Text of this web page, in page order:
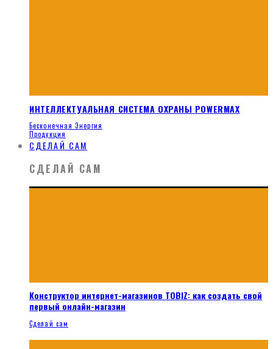
ИНТЕЛЛЕКТУАЛЬНАЯ СИСТЕМА ОХРАНЫ POWERMAX
Бесконечная Энергия
Продукция
СДЕЛАЙ САМ
СДЕЛАЙ САМ
Конструктор интернет-магазинов TOBIZ: как создать свой
первый онлайн-магазин
Сделай сам